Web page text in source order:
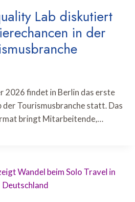
Lab diskutiert
in der
2026 findet in Berlin das erste
der Tourismusbranche statt. Das
bringt Mitarbeitende,…